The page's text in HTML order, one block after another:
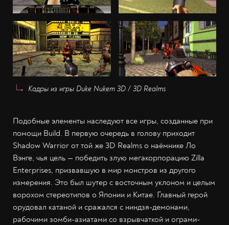
Кадры из игры Duke Nukem 3D / 3D Realms
Подобные элементы наследуют все игры, созданные при
помощи Build. В первую очередь в голову приходит
Shadow Warrior от той же 3D Realms о наёмнике Ло
Вэнге, чья цель — победить злую мегакорпорацию Zilla
Enterprises, призвавшую в мир монстров из другого
измерения. Это был шутер с восточным уклоном и целым
ворохом стереотипов о Японии и Китае. Главный герой
орудовал катаной и сражался с ниндзя-демонами,
рабочими зомби-азиатами со взрывчаткой и ограми-